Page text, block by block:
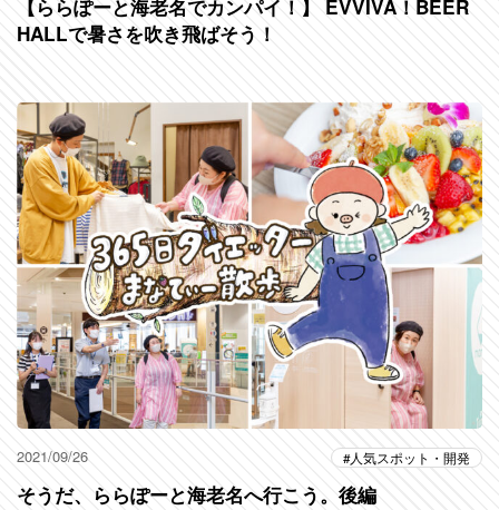
【ららぽーと海老名でカンパイ！】 EVVIVA！BEER
HALLで暑さを吹き飛ばそう！
2021/09/26 人気スポット・開発
そうだ、ららぽーと海老名へ行こう。後編